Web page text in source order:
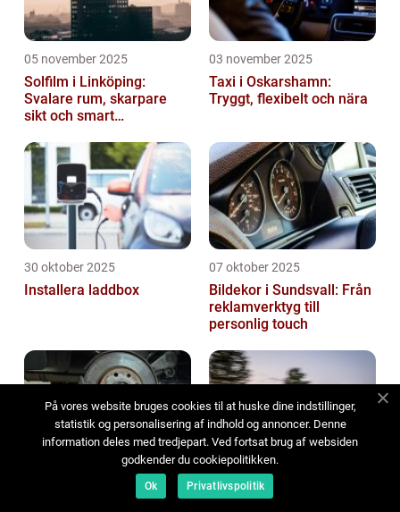
05 november 2025
Solfilm i Linköping:
Svalare rum, skarpare
sikt och smart
03 november 2025
Taxi i Oskarshamn:
Tryggt, flexibelt och nära
30 oktober 2025
Installera laddbox
07 oktober 2025
Bildekor i Sundsvall: Från
reklamverktyg till
personlig touch
Billackering i Sjöbo: Så
01 oktober 2025
Att hitta rätt
På vores website bruges cookies til at huske dine indstillinger,
statistik og personalisering af indhold og annoncer. Denne
information deles med tredjepart. Ved fortsat brug af websiden
godkender du cookiepolitikken.
Ok Privatlivspolitik